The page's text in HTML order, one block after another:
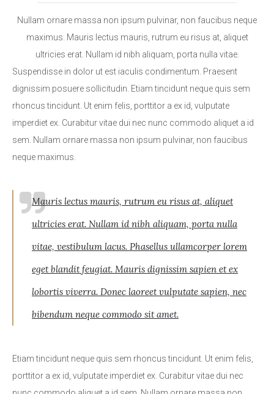
Nullam ornare massa non ipsum pulvinar, non faucibus neque
maximus. Mauris lectus mauris, rutrum eu risus at, aliquet
ultricies erat. Nullam id nibh aliquam, porta nulla vitae.
Suspendisse in dolor ut est iaculis condimentum. Praesent
dignissim posuere sollicitudin. Etiam tincidunt neque quis sem
rhoncus tincidunt. Ut enim felis, porttitor a ex id, vulputate
imperdiet ex. Curabitur vitae dui nec nunc commodo aliquet a id
sem. Nullam ornare massa non ipsum pulvinar, non faucibus
neque maximus.
Mauris lectus mauris, rutrum eu risus at, aliquet
ultricies erat. Nullam id nibh aliquam, porta nulla
vitae, vestibulum lacus. Phasellus ullamcorper lorem
eget blandit feugiat. Mauris dignissim sapien et ex
lobortis viverra. Donec laoreet vulputate sapien, nec
bibendum neque commodo sit amet.
Etiam tincidunt neque quis sem rhoncus tincidunt. Ut enim felis,
porttitor a ex id, vulputate imperdiet ex. Curabitur vitae dui nec